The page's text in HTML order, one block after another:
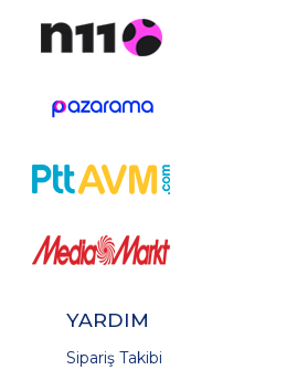
YARDIM
Sipariş Takibi